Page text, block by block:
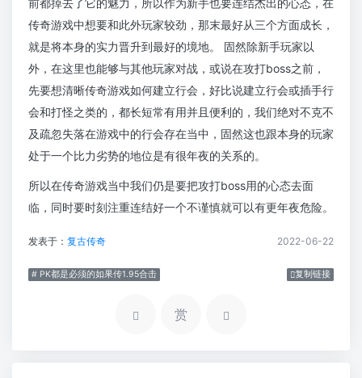
前都掉去了它的魅力，所以作为新手也要连结杰出的心态，在
传奇游戏中想要和此外玩家较劲，那末最好从三个方面成长，
就是将本身的实力晋升到最好的境地。 固然除新手玩家以
外，在这里也能够与其他玩家对战，或说在攻打boss之前，
先要想清晰传奇游戏如何建立行会，好比说建立行会或插手行
会和打怪之类的，都长短常有用并且便利的，我们绝对不克不
及疏忽失落在游戏中的行会存在当中，固然这也跟本身的玩家
处于一个比力劣势的地位是有很年夜的关系的。
所以在传奇游戏当中我们仍是要把攻打boss用的心态去面
临，同时要时刻注重连结好一个不谨慎就可以有更年夜危险。
发表于： 复古传奇 2022-06-22
# PK都是必须的如果传1.95合击 复制链接
赏